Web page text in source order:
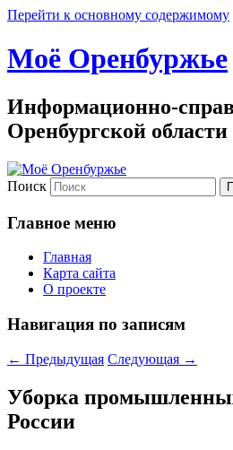
Перейти к основному содержимому
Моё Оренбуржье
Информационно-
Оренбургской области
Поиск
Главное меню
Главная
Карта сайта
О проекте
Навигация по записям
← Предыдущая Следующая →
Уборка
России